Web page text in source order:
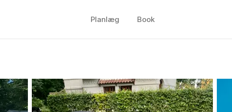
Planlæg Book